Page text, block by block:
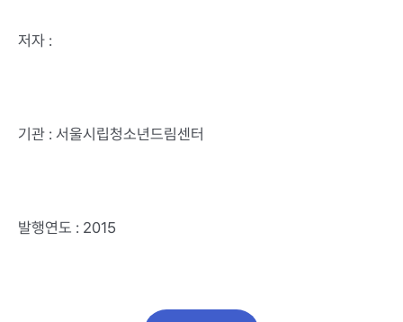
저자 :
기관 : 서울시립청소년드림센터
발행연도 : 2015